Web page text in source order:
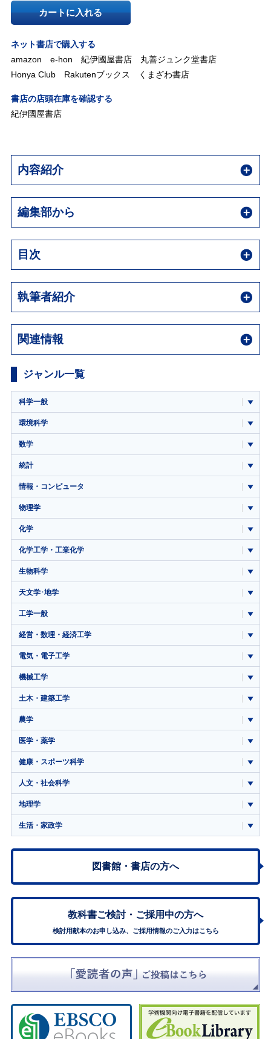
カートに入れる
ネット書店で購入する
amazon
e-hon 紀伊國屋書店
丸善ジュンク堂書店
Honya Club
Rakutenブックス くまざわ書店
書店の店頭在庫を確認する
紀伊國屋書店
内容紹介
編集部から
目次
執筆者紹介
関連情報
ジャンル一覧
科学一般
環境科学
数学
統計
情報・コンピュータ
物理学
化学
化学工学・工業化学
生物科学
天文学･地学
工学一般
経営・数理・経済工学
電気・電子工学
機械工学
土木・建築工学
農学
医学・薬学
健康・スポーツ科学
人文・社会科学
地理学
生活・家政学
図書館・書店の方へ
教科書ご検討・ ご採用中の方へ
検討用献本のお申し込み、ご採用情報のご入力はこちら